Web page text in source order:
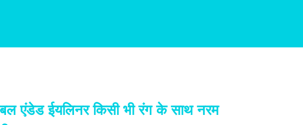
एंडेड ईयलिनर किसी भी रंग के साथ नरम